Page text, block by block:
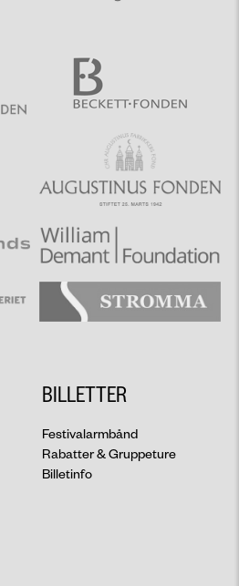
BILLETTER
Festivalarmbånd
Rabatter & Gruppeture
Billetinfo